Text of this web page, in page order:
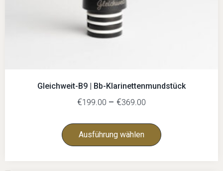
Gleichweit-B9 | Bb-Klarinettenmundstück
€199.00 – €369.00
Ausführung wählen